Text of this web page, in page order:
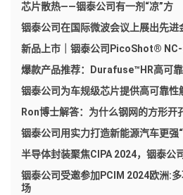
芯片散热——铟泰公司有一剂“凉”方
铟泰公司在国际微波会议上展出先进
新品上市｜铟泰公司PicoShot®
爆款产品推荐：Durafuse™HR高可
铟泰公司为车规级芯片提供高可靠性
Ron博士解答：为什么钢网的方形开
铟泰公司用实力打造新能源汽车更强
半导体封装聚焦CIPA 2024，铟泰公
铟泰公司受邀参加PCIM 2024欧洲:
场